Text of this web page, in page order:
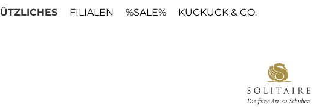
FILIALEN %SALE% KUCKUCK & CO.